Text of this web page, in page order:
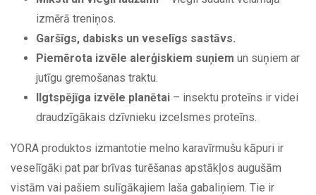
izmērā treniņos.
Garšīgs, dabisks un veselīgs sastāvs.
Piemērota izvēle alerģiskiem suņiem un suņiem ar
jutīgu gremošanas traktu.
Ilgtspējīga izvēle planētai – insektu proteīns ir videi
draudzīgākais dzīvnieku izcelsmes proteīns.
YORA produktos izmantotie melno karavīrmušu kāpuri ir
veselīgāki pat par brīvas turēšanas apstākļos augušām
vistām vai pašiem sulīgākajiem laša gabaliņiem. Tie ir